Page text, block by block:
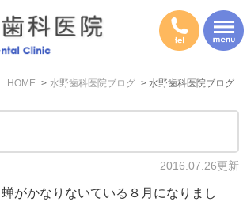
HOME 水野歯科医院ブログ
2016.07.26更新
がかなりないている８月になりまし